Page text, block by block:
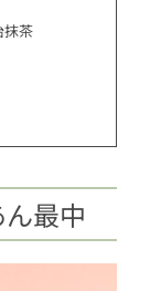
抹茶
最中